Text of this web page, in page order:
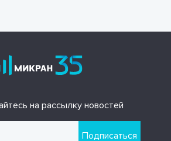
на рассылку новостей
Подписаться